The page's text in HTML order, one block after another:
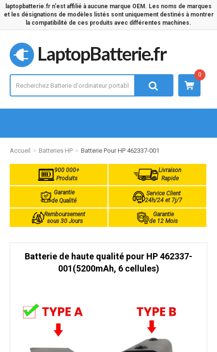
laptopbatterie.fr n'est affilié à aucune marque OEM. Les noms de marques
et les désignations de modèles listés sont uniquement destinés à montrer
la compatibilité de ces produits avec différentes machines.
LaptopBatterie.fr
0
Accueil Batteries HP Batterie Pour HP 462337-001
900 000+
Produits
Livraison
Rapide
Garantie
de Qualité
Service Client
24h/24 et 7j/7
Remboursement
sous 30 Jours
Garantie
de 12 Mois
Batterie de haute qualité pour HP 462337-
001(5200mAh, 6 cellules)